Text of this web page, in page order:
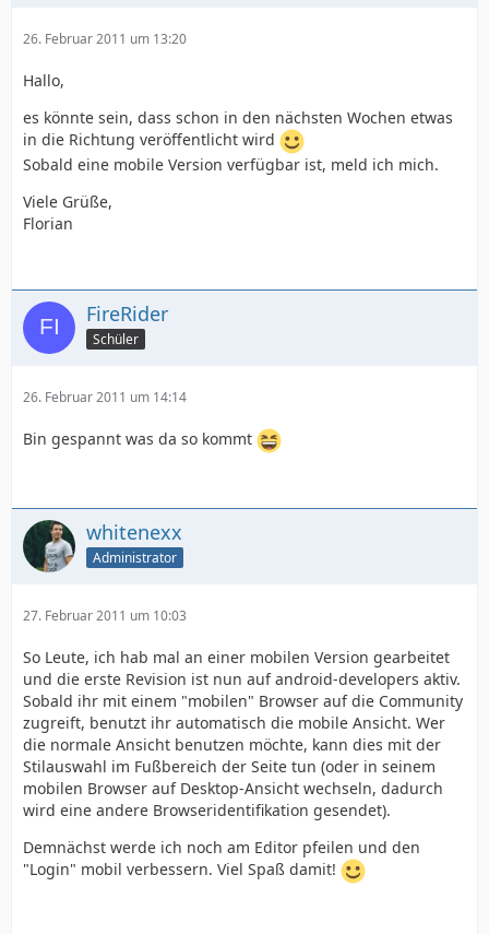
26. Februar 2011 um 13:20
Hallo,
es könnte sein, dass schon in den nächsten Wochen etwas
in die Richtung veröffentlicht wird
Sobald eine mobile Version verfügbar ist, meld ich mich.
Viele Grüße,
Florian
FireRider
Schüler
26. Februar 2011 um 14:14
Bin gespannt was da so kommt
whitenexx
Administrator
27. Februar 2011 um 10:03
So Leute, ich hab mal an einer mobilen Version gearbeitet
und die erste Revision ist nun auf android-developers aktiv.
Sobald ihr mit einem "mobilen" Browser auf die Community
zugreift, benutzt ihr automatisch die mobile Ansicht. Wer
die normale Ansicht benutzen möchte, kann dies mit der
Stilauswahl im Fußbereich der Seite tun (oder in seinem
mobilen Browser auf Desktop-Ansicht wechseln, dadurch
wird eine andere Browseridentifikation gesendet).
Demnächst werde ich noch am Editor pfeilen und den
"Login" mobil verbessern. Viel Spaß damit!